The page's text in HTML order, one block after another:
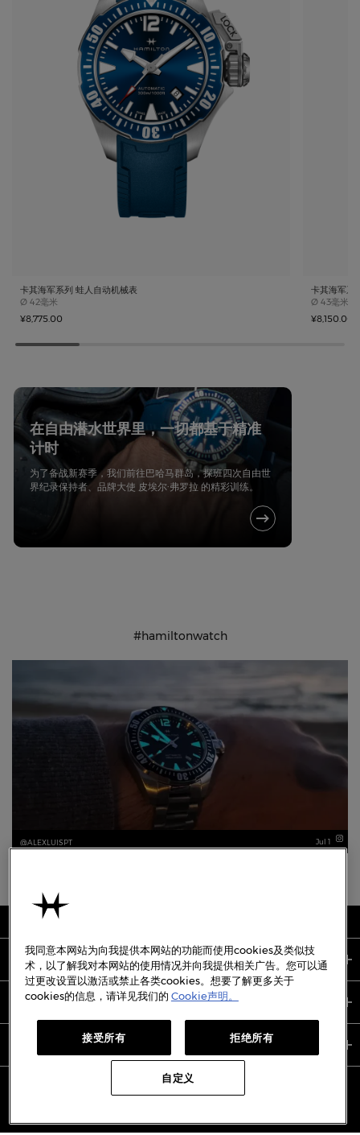
卡其海军系列 蛙人自动机械表
Ø Case size
42毫米
¥8,775.00
卡其海军系
Ø Case size
43毫米
¥8,150.00
在自由潜水世界里，一切都基于精准
计时
为了备战新赛季，我们前往巴哈马群岛，探班四次自由世
界纪录保持者、品牌大使 皮埃尔·弗罗拉 的精彩训练。
#hamiltonwatch
ALEXLUISPT Jul 1
关于我们
支持服务
我同意本网站为向我提供本网站的功能而使用cookies及类似技
术，以了解我对本网站的使用情况并向我提供相关广告。您可以通
过更改设置以激活或禁止各类cookies。想要了解更多关于
cookies的信息，请详见我们的 Cookie声明。
接受所有 拒绝所有
自定义